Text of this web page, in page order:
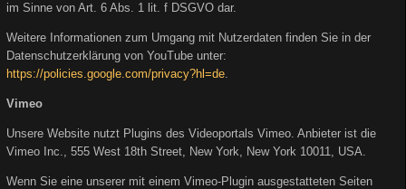
im Sinne von Art. 6 Abs. 1 lit. f DSGVO dar.
Weitere Informationen zum Umgang mit Nutzerdaten finden Sie in der
Datenschutzerklärung von YouTube unter:
https://policies.google.com/privacy?hl=de
Vimeo
Unsere Website nutzt Plugins des Videoportals Vimeo. Anbieter ist die
Vimeo Inc., 555 West 18th Street, New York, New York 10011, USA.
Wenn Sie eine unserer mit einem Vimeo-Plugin ausgestatteten Seiten